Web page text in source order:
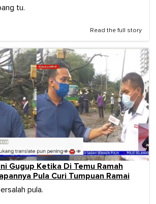
tu.
Read the full story
Gugup Ketika Di Temu Ramah
Pula Curi Tumpuan Ramai
pula.